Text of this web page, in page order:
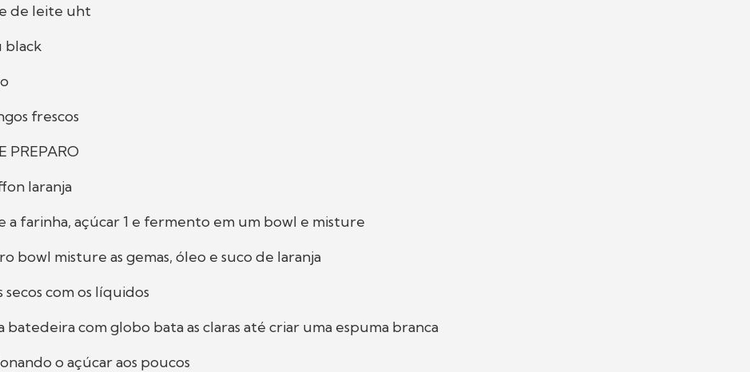
de leite uht
black
frescos
PREPARO
laranja
a farinha, açúcar 1 e fermento em um bowl e misture
bowl misture as gemas, óleo e suco de laranja
secos com os líquidos
batedeira com globo bata as claras até criar uma espuma branca
o açúcar aos poucos